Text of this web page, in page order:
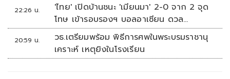
22:26 น.
'ไทย' เปิดบ้านชนะ 'เมียนมา' 2-0 จาก 2 จุด
โทษ เข้ารอบรองฯ บอลอาเซียน ดวล
'สิงคโปร์'
20:59 น.
วธ.เตรียมพร้อม พิธีการศพในพระบรมราชานุ
เคราะห์ เหตุยิงในโรงเรียน